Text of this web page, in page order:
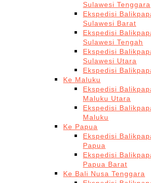
Sulawesi Tenggara
Ekspedisi
Sulawesi Barat
Ekspedisi
Sulawesi Tengah
Ekspedisi
Sulawesi Utara
Ekspedisi
Ke Maluku
Ekspedisi
Maluku Utara
Ekspedisi
Maluku
Ke Papua
Ekspedisi
Papua
Ekspedisi
Papua Barat
Ke Bali Nusa Tenggara